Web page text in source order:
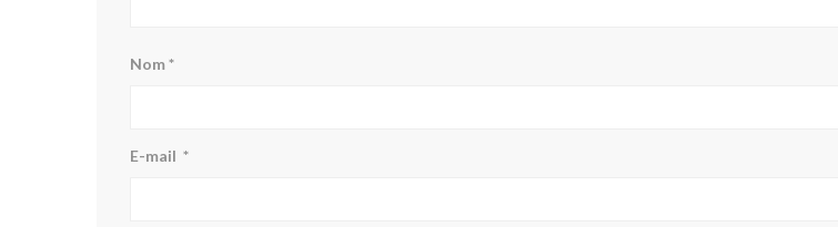
Nom*
E-mail *